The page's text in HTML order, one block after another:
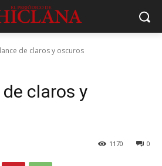
de claros y oscuros
claros y
0
1170